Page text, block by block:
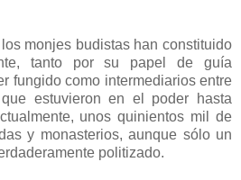
monjes budistas han constituido
tanto por su papel de guía
fungido como intermediarios entre
estuvieron en el poder hasta
unos quinientos mil de
y monasterios, aunque sólo un
politizado.